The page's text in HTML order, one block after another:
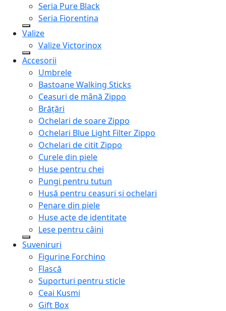
Seria Pure Black
Seria Fiorentina
Valize
Valize Victorinox
Accesorii
Umbrele
Bastoane Walking Sticks
Ceasuri de mână Zippo
Brățări
Ochelari de soare Zippo
Ochelari Blue Light Filter Zippo
Ochelari de citit Zippo
Curele din piele
Huse pentru chei
Pungi pentru tutun
Husă pentru ceasuri și ochelari
Penare din piele
Huse acte de identitate
Lese pentru câini
Suveniruri
Figurine Forchino
Flască
Suporturi pentru sticle
Ceai Kusmi
Gift Box